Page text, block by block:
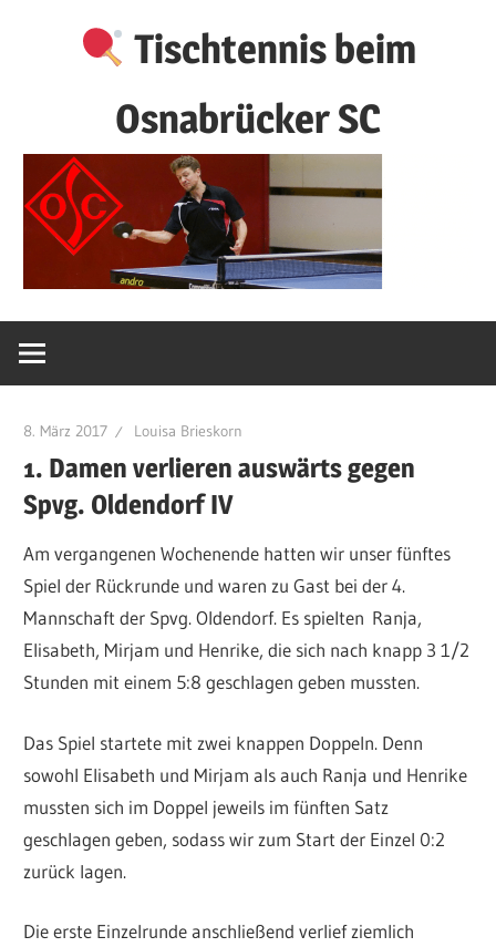
Tischtennis beim
Osnabrücker SC
8. März 2017 Louisa Brieskorn
1. Damen verlieren auswärts gegen
Spvg. Oldendorf IV
Am vergangenen Wochenende hatten wir unser fünftes
Spiel der Rückrunde und waren zu Gast bei der 4.
Mannschaft der Spvg. Oldendorf. Es spielten Ranja,
Elisabeth, Mirjam und Henrike, die sich nach knapp 3 1/2
Stunden mit einem 5:8 geschlagen geben mussten.
Das Spiel startete mit zwei knappen Doppeln. Denn
sowohl Elisabeth und Mirjam als auch Ranja und Henrike
mussten sich im Doppel jeweils im fünften Satz
geschlagen geben, sodass wir zum Start der Einzel 0:2
zurück lagen.
Die erste Einzelrunde anschließend verlief ziemlich